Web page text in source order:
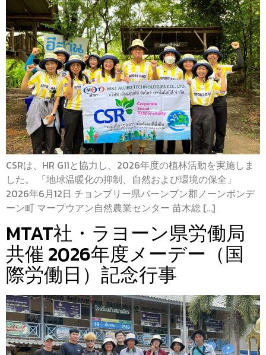
CSRは、HR G11と協力し、2026年度の植林活動を実施しま
した。 「地球温暖化の抑制、自然および環境の保全」
2026年6月12日 チョンブリー県バーンブン郡ノーンボンデ
ーン町 マープウアン自然農業センター 苗木総 […]
MTAT社・ラヨーン県労働局
共催 2026年度メーデー（国
際労働日）記念行事